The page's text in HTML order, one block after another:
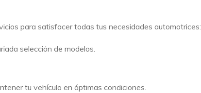
para satisfacer todas tus necesidades automotrices:
selección de modelos.
tu vehículo en óptimas condiciones.